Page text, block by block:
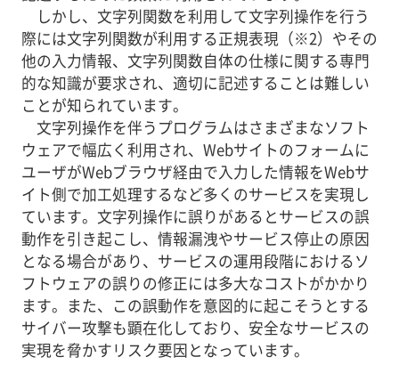
しかし、文字列関数を利用して文字列操作を行う
際には文字列関数が利用する正規表現（※2）やその
他の入力情報、文字列関数自体の仕様に関する専門
的な知識が要求され、適切に記述することは難しい
ことが知られています。
文字列操作を伴うプログラムはさまざまなソフト
ウェアで幅広く利用され、Webサイトのフォームに
ユーザがWebブラウザ経由で入力した情報をWebサ
イト側で加工処理するなど多くのサービスを実現し
ています。文字列操作に誤りがあるとサービスの誤
動作を引き起こし、情報漏洩やサービス停止の原因
となる場合があり、サービスの運用段階におけるソ
フトウェアの誤りの修正には多大なコストがかかり
ます。また、この誤動作を意図的に起こそうとする
サイバー攻撃も顕在化しており、安全なサービスの
実現を脅かすリスク要因となっています。